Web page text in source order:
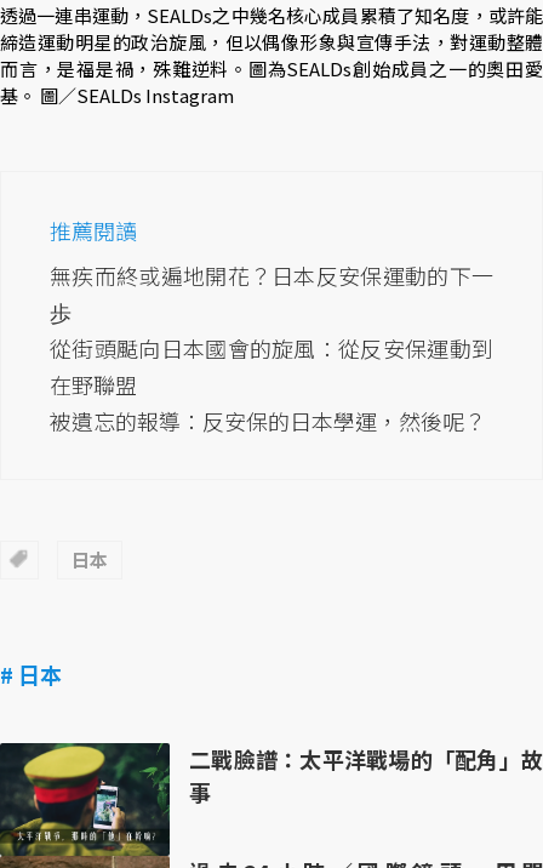
透過一連串運動，SEALDs之中幾名核心成員累積了知名度，或許能
締造運動明星的政治旋風，但以偶像形象與宣傳手法，對運動整體
而言，是福是禍，殊難逆料。圖為SEALDs創始成員之一的奧田愛
基。 圖／SEALDs Instagram
推薦閱讀
無疾而終或遍地開花？日本反安保運動的下一
歩
從街頭颳向日本國會的旋風：從反安保運動到
在野聯盟
被遺忘的報導：反安保的日本學運，然後呢？
日本
# 日本
二戰臉譜：太平洋戰場的「配角」故
事